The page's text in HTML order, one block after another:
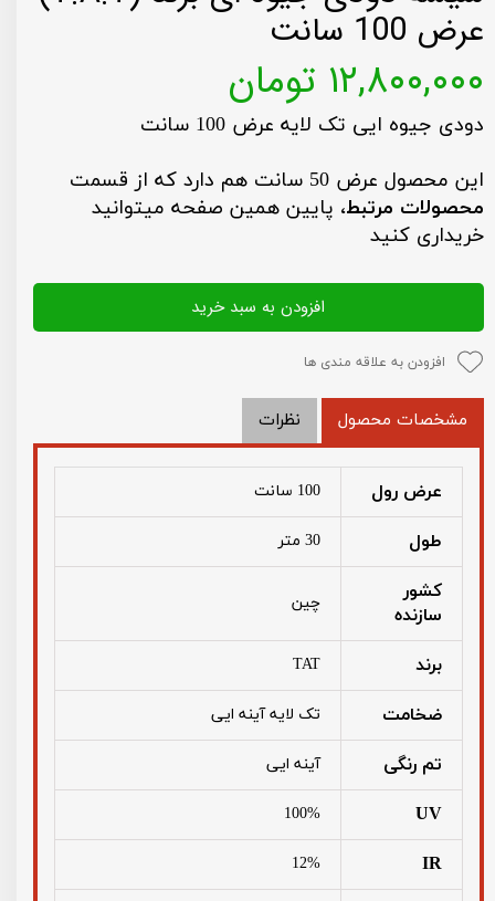
عرض 100 سانت
۱۲,۸۰۰,۰۰۰ تومان
دودی جیوه ایی تک لایه عرض 100 سانت
این محصول عرض 50 سانت هم دارد که از قسمت
محصولات مرتبط، پایین همین صفحه میتوانید
خریداری کنید
افزودن به سبد خرید
افزودن به علاقه مندی ها
مشخصات محصول نظرات
عرض رول 100 سانت
طول 30 متر
کشور
سازنده
چین
برند TAT
ضخامت تک لایه آینه ایی
تم رنگی آینه ایی
UV
100%
IR
12%